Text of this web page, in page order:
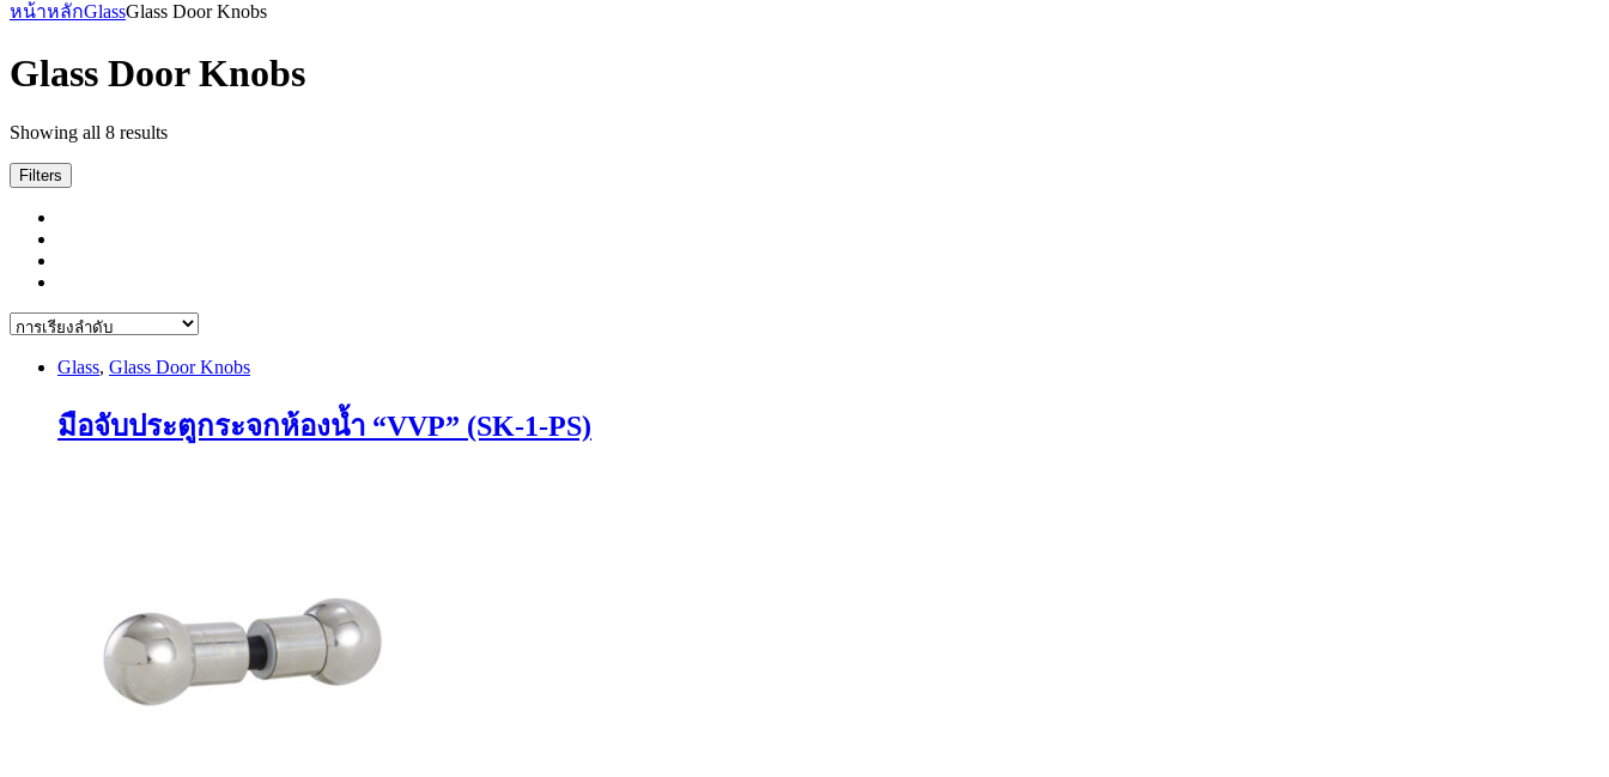
หน้าหลักGlassGlass Door Knobs
Glass Door Knobs
Showing all 8 results
Filters
Glass, Glass Door Knobs
มือจับประตูกระจกห้องน้ำ “VVP” (SK-1-PS)